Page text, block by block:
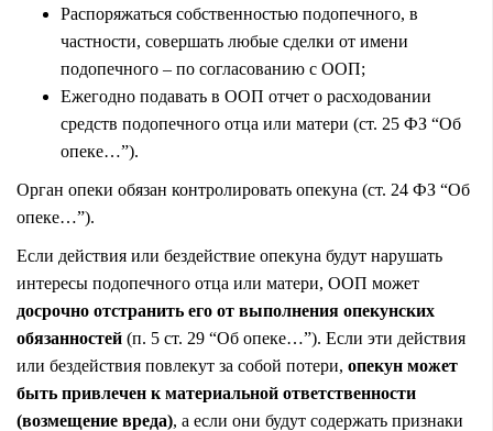
Распоряжаться собственностью подопечного, в
частности, совершать любые сделки от имени
подопечного – по согласованию с ООП;
Ежегодно подавать в ООП отчет о расходовании
средств подопечного отца или матери (ст. 25 ФЗ “Об
опеке…”).
Орган опеки обязан контролировать опекуна (ст. 24 ФЗ “Об
опеке…”).
Если действия или бездействие опекуна будут нарушать
интересы подопечного отца или матери, ООП может
досрочно отстранить его от выполнения опекунских
обязанностей (п. 5 ст. 29 “Об опеке…”). Если эти действия
или бездействия повлекут за собой потери, опекун может
быть привлечен к материальной ответственности
(возмещение вреда), а если они будут содержать признаки